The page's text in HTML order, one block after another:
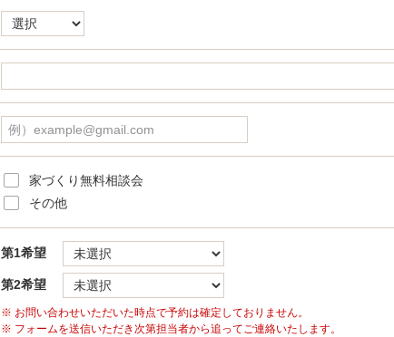
家づくり無料相談会
その他
第1希望
第2希望
お問い合わせいただいた時点で予約は確定しておりません。
フォームを送信いただき次第担当者から追ってご連絡いたします。